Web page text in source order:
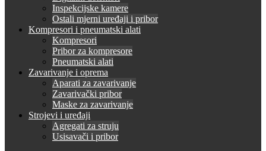
Inspekcijske kamere
Ostali mjerni uređaji i pribor
Kompresori i pneumatski alati
Kompresori
Pribor za kompresore
Pneumatski alati
Zavarivanje i oprema
Aparati za zavarivanje
Zavarivački pribor
Maske za zavarivanje
Strojevi i uređaji
Agregati za struju
Usisavači i pribor